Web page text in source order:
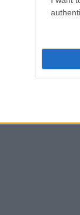
chic, abiti
look da